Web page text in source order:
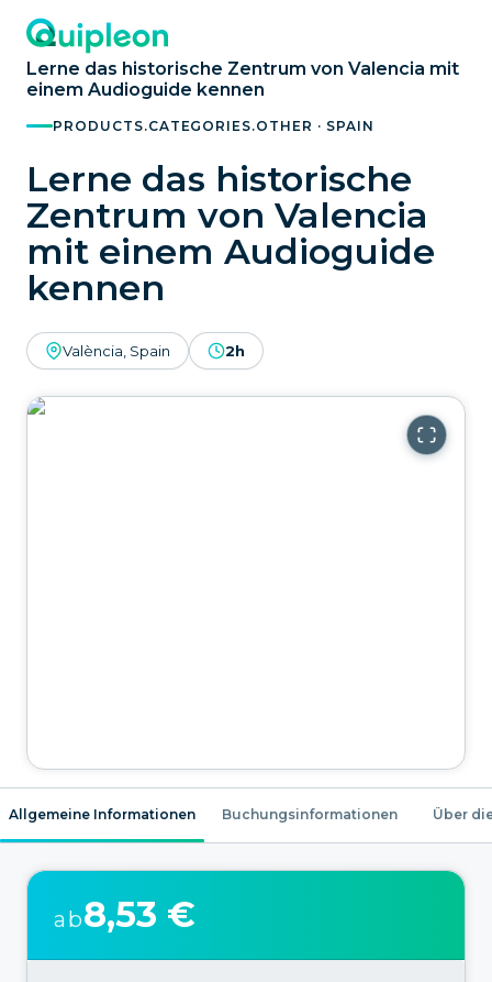
Lerne das historische Zentrum von Valencia mit
einem Audioguide kennen
PRODUCTS.CATEGORIES.OTHER · SPAIN
Lerne das historische
Zentrum von Valencia
mit einem Audioguide
kennen
València, Spain 2h
Allgemeine Informationen Buchungsinformationen Über
ab8,53 €